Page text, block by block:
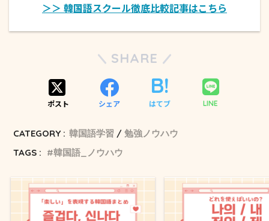
＞＞ 韓国語スクール徹底比較記事はこちら
SHARE
ポスト シェア はてブ LINE
CATEGORY : 韓国語学習
勉強ノウハウ
TAGS :
韓国語_ノウハウ